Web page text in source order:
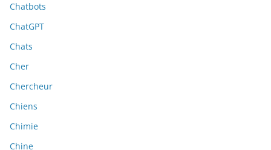
Chatbots
ChatGPT
Chats
Cher
Chercheur
Chiens
Chimie
Chine